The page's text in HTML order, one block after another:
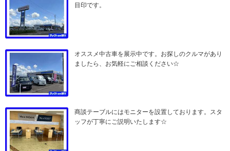
目印です。
オススメ中古車を展示中です。お探しのクルマがあり
ましたら、お気軽にご相談ください☆
商談テーブルにはモニターを設置しております。スタ
ッフが丁寧にご説明いたします☆